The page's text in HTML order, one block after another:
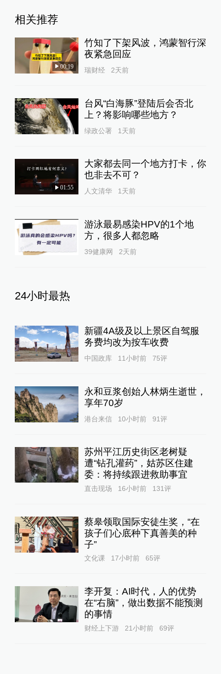
相关推荐
00:19
竹知了下架风波，鸿蒙智行深
夜紧急回应
瑞财经 2天前
台风“白海豚”登陆后会否北
上？将影响哪些地方？
绿政公署 1天前
01:55
大家都去同一个地方打卡，你
也非去不可？
人文清华 1天前
游泳最易感染HPV的1个地
方，很多人都忽略
39健康网 2天前
24小时最热
新疆4A级及以上景区自驾服
务费均改为按车收费
中国政库 11小时前 75评
永和豆浆创始人林炳生逝世，
享年70岁
港台来信 10小时前 91评
苏州平江历史街区老树疑
遭“钻孔灌药”，姑苏区住建
委：将持续跟进救助事宜
直击现场 16小时前 131评
蔡皋领取国际安徒生奖，“在
孩子们心底种下真善美的种
子”
文化课 17小时前 65评
李开复：AI时代，人的优势
在“右脑”，做出数据不能预测
的事情
财经上下游 21小时前 69评